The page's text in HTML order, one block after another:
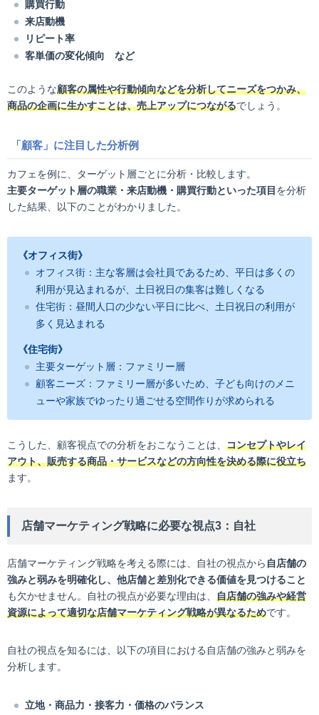
購買行動
来店動機
リピート率
客単価の変化傾向 など
このような顧客の属性や行動傾向などを分析してニーズをつかみ、
商品の企画に生かすことは、売上アップにつながるでしょう。
「顧客」に注目した分析例
カフェを例に、ターゲット層ごとに分析・比較します。
主要ターゲット層の職業・来店動機・購買行動といった項目 を分析
した結果、以下のことがわかりました。
《オフィス街》
オフィス街：主な客層は会社員であるため、平日は多くの
利用が見込まれるが、土日祝日の集客は難しくなる
住宅街：昼間人口の少ない平日に比べ、土日祝日の利用が
多く見込まれる
《住宅街》
主要ターゲット層：ファミリー層
顧客ニーズ：ファミリー層が多いため、子ども向けのメニ
ューや家族でゆったり過ごせる空間作りが求められる
こうした、顧客視点での分析をおこなうことは、 コンセプトやレイ
アウト、販売する商品・サービスなどの方向性を決める際に役立ち
ます。
店舗マーケティング戦略に必要な視点3：自社
店舗マーケティング戦略を考える際には、自社の視点から 自店舗の
強みと弱みを明確化し、他店舗と差別化できる価値を見つけること
も欠かせません。自社の視点が必要な理由は、 自店舗の強みや経営
資源によって適切な店舗マーケティング戦略が異なるためです。
自社の視点を知るには、以下の項目における自店舗の強みと弱みを
分析します。
立地・商品力・接客力・価格のバランス